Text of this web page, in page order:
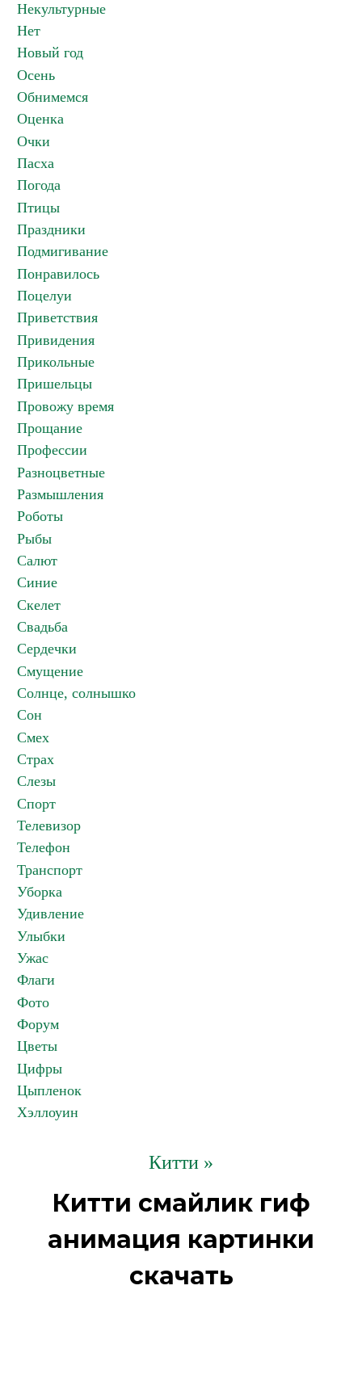
Некультурные
Нет
Новый год
Осень
Обнимемся
Оценка
Очки
Пасха
Погода
Птицы
Праздники
Подмигивание
Понравилось
Поцелуи
Приветствия
Привидения
Прикольные
Пришельцы
Провожу время
Прощание
Профессии
Разноцветные
Размышления
Роботы
Рыбы
Салют
Синие
Скелет
Свадьба
Сердечки
Смущение
Солнце, солнышко
Сон
Смех
Страх
Слезы
Спорт
Телевизор
Телефон
Транспорт
Уборка
Удивление
Улыбки
Ужас
Флаги
Фото
Форум
Цветы
Цифры
Цыпленок
Хэллоуин
Китти »
Китти смайлик гиф
анимация картинки
скачать